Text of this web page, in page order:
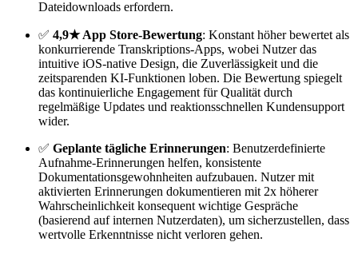
Dateidownloads erfordern.
✅ 4,9★ App Store-Bewertung: Konstant höher bewertet als
konkurrierende Transkriptions-Apps, wobei Nutzer das
intuitive iOS-native Design, die Zuverlässigkeit und die
zeitsparenden KI-Funktionen loben. Die Bewertung spiegelt
das kontinuierliche Engagement für Qualität durch
regelmäßige Updates und reaktionsschnellen Kundensupport
wider.
✅ Geplante tägliche Erinnerungen: Benutzerdefinierte
Aufnahme-Erinnerungen helfen, konsistente
Dokumentationsgewohnheiten aufzubauen. Nutzer mit
aktivierten Erinnerungen dokumentieren mit 2x höherer
Wahrscheinlichkeit konsequent wichtige Gespräche
(basierend auf internen Nutzerdaten), um sicherzustellen, dass
wertvolle Erkenntnisse nicht verloren gehen.